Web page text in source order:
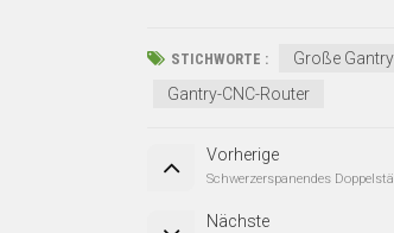
STICHWORTE : Große
Gantry-CNC-Router
Vorherige
Schwerzerspanendes
Nächste